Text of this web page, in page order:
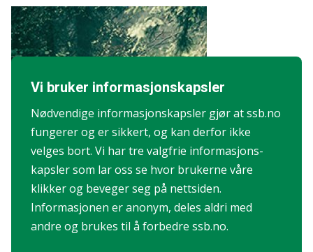
Vi bruker informasjons­kapsler
Nødvendige informasjons­kapsler gjør at ssb.no
fungerer og er sikkert, og kan derfor ikke
velges bort. Vi har tre valgfrie informasjons­
kapsler som lar oss se hvor brukerne våre
klikker og beveger seg på nettsiden.
Informasjonen er anonym, deles aldri med
andre og brukes til å forbedre ssb.no.
Skogbruk